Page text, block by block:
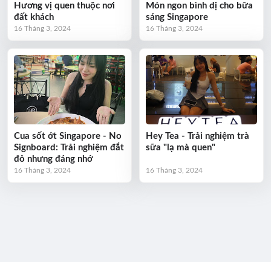
Hương vị quen thuộc nơi
đất khách
16 Tháng 3, 2024
Món ngon bình dị cho bữa
sáng Singapore
16 Tháng 3, 2024
Cua sốt ớt Singapore - No
Signboard: Trải nghiệm đắt
đỏ nhưng đáng nhớ
16 Tháng 3, 2024
Hey Tea - Trải nghiệm trà
sữa "lạ mà quen"
16 Tháng 3, 2024